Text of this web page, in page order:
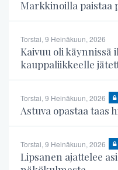
Markkinoilla paistaa
Torstai, 9 Heinäkuun, 2026
Kaivuu oli käynnissä
kauppaliikkeelle
Torstai, 9 Heinäkuun, 2026
Astuva opastaa taas
Torstai, 9 Heinäkuun, 2026
Lipsanen ajattelee